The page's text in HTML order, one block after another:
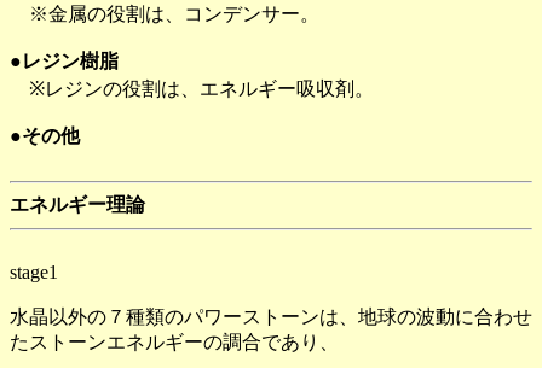
※金属の役割は、コンデンサー。
●レジン樹脂
※レジンの役割は、エネルギー吸収剤。
●その他
エネルギー理論
stage1
水晶以外の７種類のパワーストーンは、地球の波動に合わせ
たストーンエネルギーの調合であり、